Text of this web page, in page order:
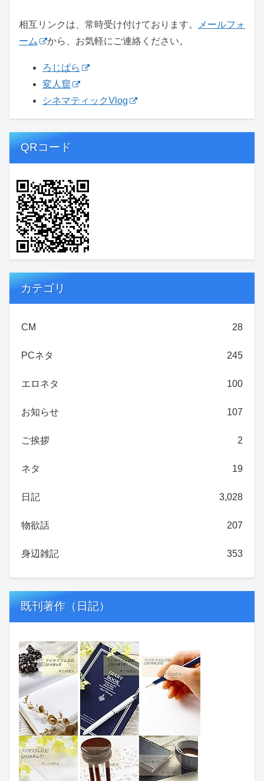
相互リンクは、常時受け付けております。
メールフォ
ーム
から、お気軽にご連絡ください。
ろじぱら
変人窟
シネマティックVlog
QRコード
カテゴリ
CM 28
PCネタ 245
エロネタ 100
お知らせ 107
ご挨拶 2
ネタ 19
日記 3,028
物欲話 207
身辺雑記 353
既刊著作（日記）